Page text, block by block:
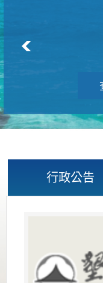
行政公告